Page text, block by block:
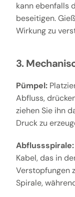
kann ebenfalls
beseitigen.
Wirkung zu
3.
Pümpel:
Abfluss,
ziehen Sie ihn
Druck zu
Abflussspirale:
Kabel, das in
Verstopfungen
Spirale,